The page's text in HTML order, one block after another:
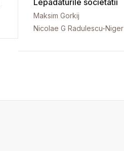
Lepadaturile societatii
Maksim Gorkij
Nicolae G Radulescu-Niger